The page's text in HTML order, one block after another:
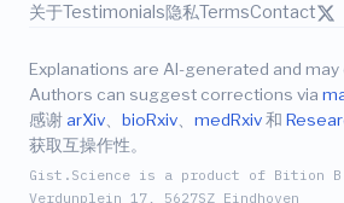
关于Testimonials隐私TermsContact
Explanations are AI-generated and
Authors can suggest corrections via
感谢 arXiv bioRxiv medRxiv和
获取互操作性。
Gist.Science is a product of Bition
Verdunplein 17, 5627SZ Eindhoven